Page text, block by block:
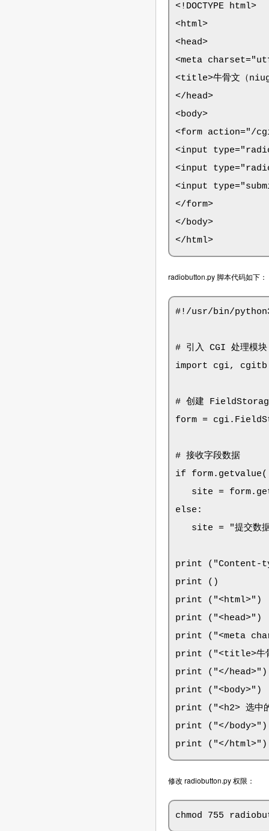
<!DOCTYPE html>
<html>
<head>
<meta
<title>牛骨文（
</head>
<body>
<form action="/
<input
<input
<input
</form>
</body>
</html>
radiobutton.py 脚本代码如下：
#!/usr/bin/
# 引入 CGI 处理模
import cgi,
# 创建
form =
# 接收字段数据
if
site =
else:
site = "提交数
print ("Content-
print ()
print ("<html>")
print ("<head>")
print ("<meta
print ("<title>牛骨
print ("</head>")
print ("<body>")
print ("<h2> 选中
print ("</body>")
print ("</html>")
修改 radiobutton.py 权限：
chmod 755